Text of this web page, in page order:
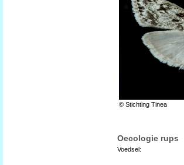
© Stichting Tinea
Oecologie rups
Voedsel: